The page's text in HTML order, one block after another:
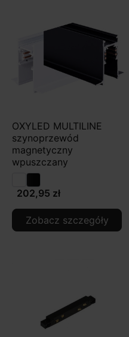
OXYLED MULTILINE
szynoprzewód
magnetyczny
wpuszczany
202,95 zł
Zobacz szczegóły